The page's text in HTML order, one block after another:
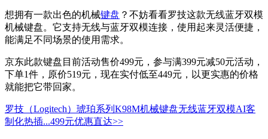
想拥有一款出色的机械键盘 ？不妨看看罗技这款无线蓝牙双模
机械键盘。它支持无线与蓝牙双模连接，使用起来灵活便捷，
能满足不同场景的使用需求。
京东此款键盘目前活动售价499元，参与满399元减50元活动，
下单1件，原价519元，现在实付低至449元，以更实惠的价格
就能把它带回家。
罗技（Logitech）琥珀系列K98M机械键盘无线蓝牙双模AI客
制化热插...499元优惠直达>>